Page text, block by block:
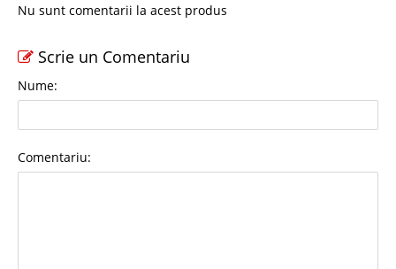
Nu sunt comentarii la acest produs
Scrie un Comentariu
Nume:
Comentariu: